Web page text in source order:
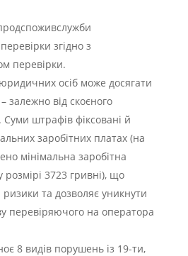
згідно з
перевірки.
осіб може досягати
залежно від скоєного
штрафів фіксовані й
заробітних платах (на
мінімальна заробітна
розмірі 3723 гривні), що
ризики та дозволяє уникнути
перевіряючого на оператора
8 видів порушень із 19-ти,